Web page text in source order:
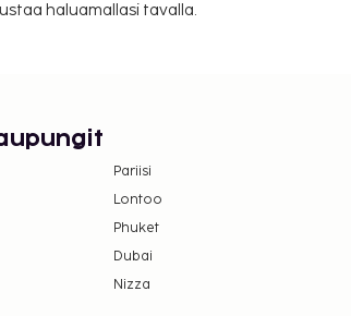
haluamallasi tavalla.
Pariisi
Lontoo
Phuket
Dubai
Nizza